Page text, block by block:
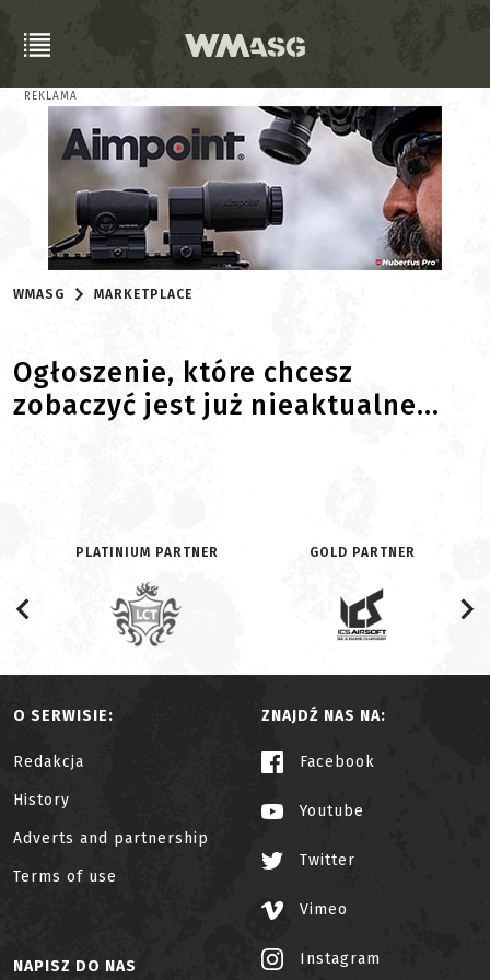
REKLAMA
WMASG MARKETPLACE
Ogłoszenie, które chcesz
zobaczyć jest już nieaktualne...
PLATINIUM PARTNER GOLD PARTNER
O SERWISIE:
Redakcja
History
Adverts and partnership
Terms of use
ZNAJDŹ NAS NA:
Facebook
Youtube
Twitter
Vimeo
Instagram
NAPISZ DO NAS